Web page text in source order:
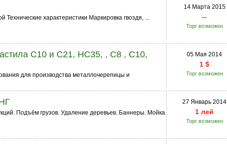
Технические характеристики Маркировка гвоздя, ...
14 Марта 2015
--
Торг возможен
C10 и С21, НС35, , C8 , C10,
для производства металлочерепицы и
05 Мая 2014
1 $
Торг возможен
Подъём грузов. Удаление деревьев. Баннеры. Мойка
27 Январь 2014
1 лей
Торг возможен